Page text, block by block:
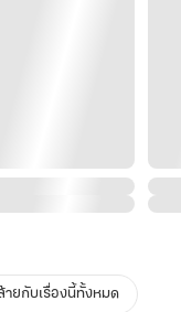
ยกับเรื่องนี้ทั้งหมด